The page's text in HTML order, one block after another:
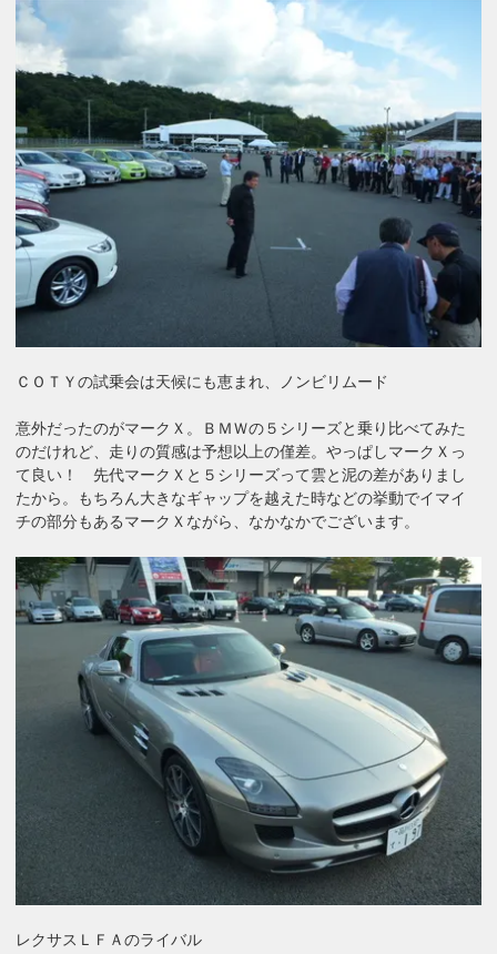
ＣＯＴＹの試乗会は天候にも恵まれ、ノンビリムード
意外だったのがマークＸ。ＢＭＷの５シリーズと乗り比べてみた
のだけれど、走りの質感は予想以上の僅差。やっぱしマークＸっ
て良い！ 先代マークＸと５シリーズって雲と泥の差がありまし
たから。もちろん大きなギャップを越えた時などの挙動でイマイ
チの部分もあるマークＸながら、なかなかでございます。
レクサスＬＦＡのライバル